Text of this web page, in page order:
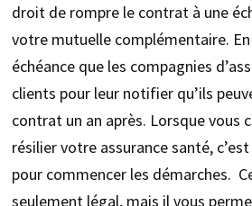
droit de rompre le contrat à une
votre mutuelle complémentaire. En
échéance que les compagnies
clients pour leur notifier qu’ils
contrat un an après. Lorsque vous
résilier votre assurance santé,
pour commencer les démarches.
seulement légal, mais il vous